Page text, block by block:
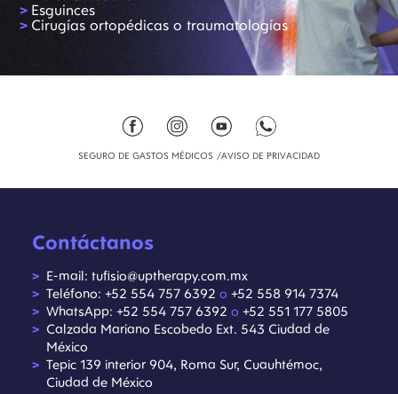
Esguinces
Cirugías ortopédicas o traumatologías
SEGURO DE GASTOS MÉDICOS AVISO DE PRIVACIDAD
Contáctanos
E-mail: tufisio@uptherapy.com.mx
Teléfono: +52 554 757 6392 o +52 558 914 7374
WhatsApp: +52 554 757 6392 o +52 551 177 5805
Calzada Mariano Escobedo Ext. 543 Ciudad de
México
Tepic 139 interior 904, Roma Sur, Cuauhtémoc,
Ciudad de México